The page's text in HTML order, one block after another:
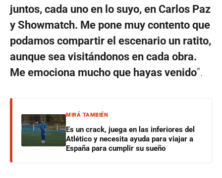
juntos, cada uno en lo suyo, en Carlos Paz
y Showmatch. Me pone muy contento que
podamos compartir el escenario un ratito,
aunque sea visitándonos en cada obra.
Me emociona mucho que hayas venido”.
MIRÁ TAMBIÉN
Es un crack, juega en las inferiores del
Atlético y necesita ayuda para viajar a
España para cumplir su sueño